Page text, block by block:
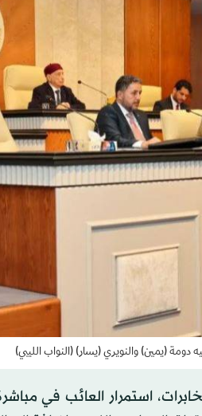
(يمين) والنويري (يسار) (النواب الليبي)
استمرار العائب في مباشرة